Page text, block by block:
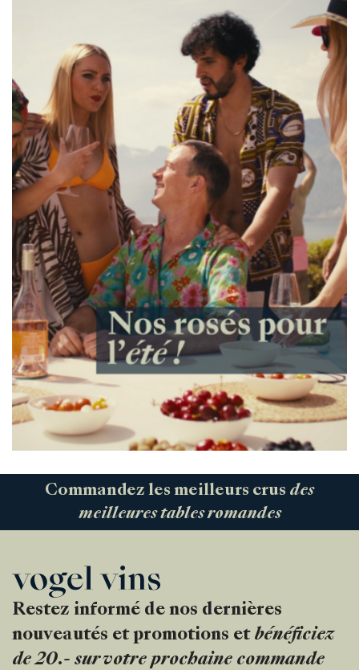
Commandez les meilleurs crus des
meilleures tables romandes
Restez informé de nos dernières
nouveautés et promotions et bénéficiez
de 20.- sur votre prochaine commande